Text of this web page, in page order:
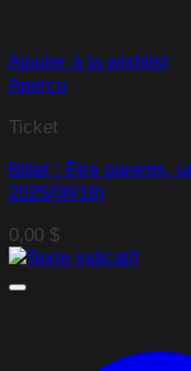
Ajouter à la wishlist
Aperçu
Ticket
Billet : Être parents,
2025/06/18)
0,00 $